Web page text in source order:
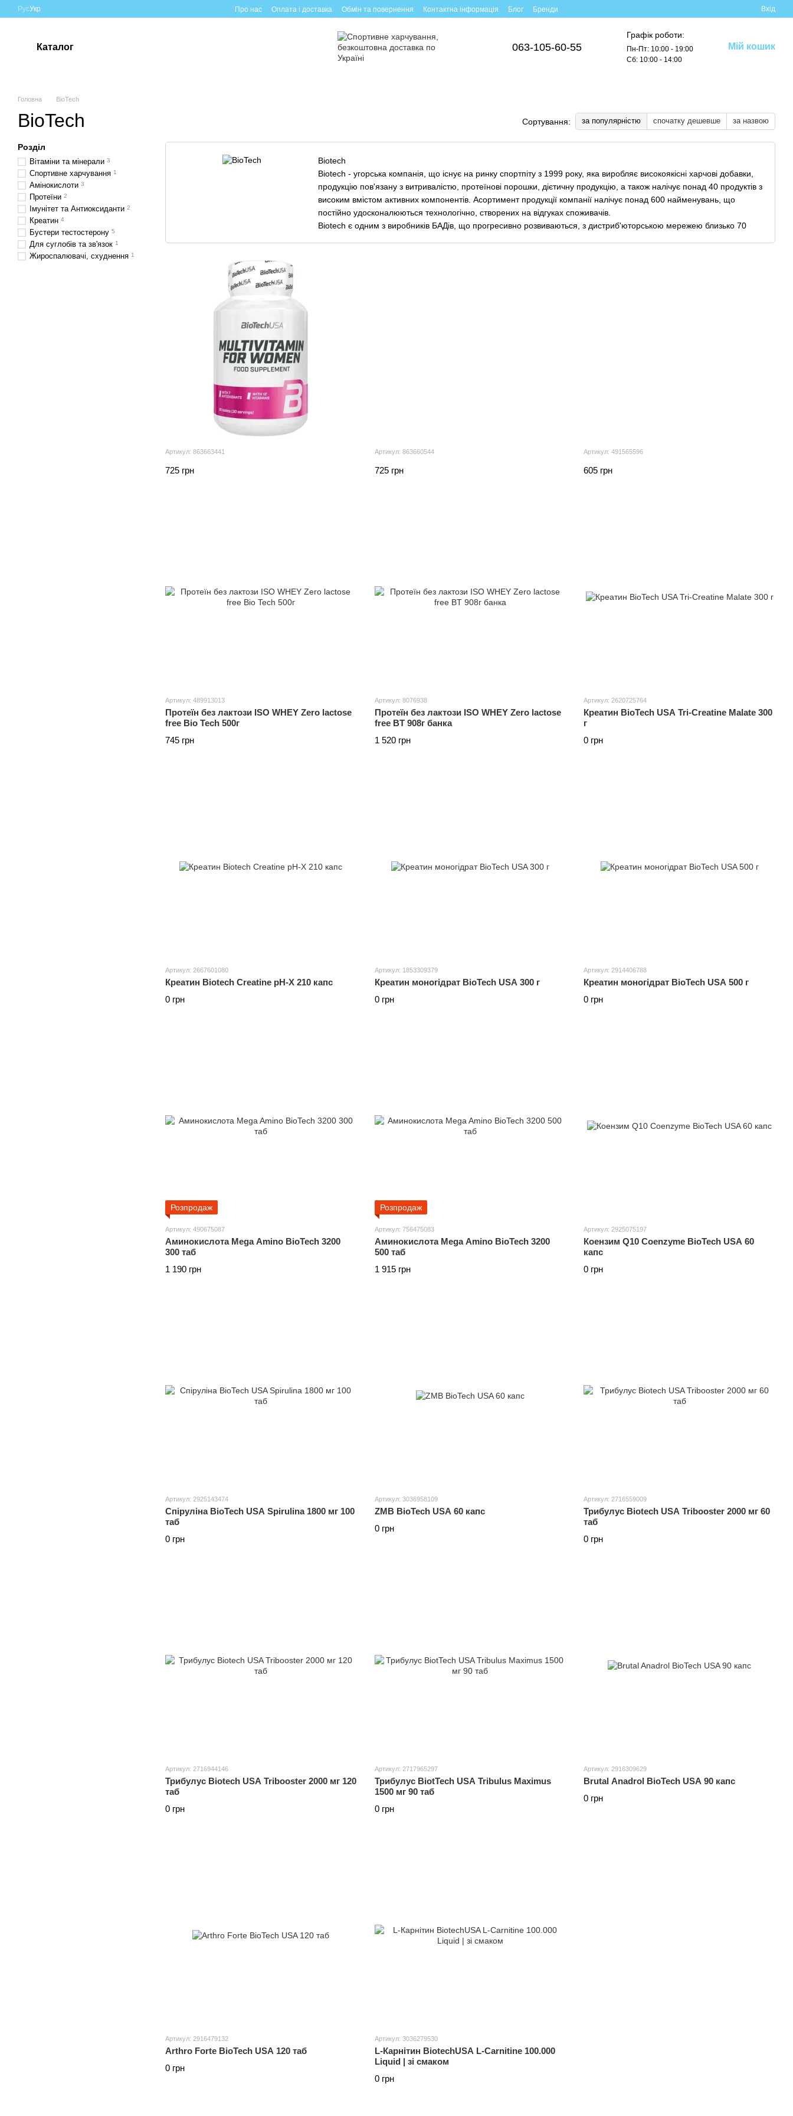
Перейти до основного контенту
РусУкр Про нас Оплата і доставка Обмін та повернення Контактна інформація Блог Бренди Вхід
Каталог 063-105-60-55
Графік роботи:
Пн-Пт: 10:00 - 19:00
Сб: 10:00 - 14:00
Мій кошик
Головна BioTech
BioTech Сортування: за популярністю спочатку дешевше за назвою
Biotech
Biotech - угорська компанія, що існує на ринку спортпіту з 1999 року, яка виробляє високоякісні харчові добавки,
продукцію пов'язану з витривалістю, протеїнові порошки, дієтичну продукцію, а також налічує понад 40 продуктів з
високим вмістом активних компонентів. Асортимент продукції компанії налічує понад 600 найменувань, що
постійно удосконалюються технологічно, створених на відгуках споживачів.
Biotech є одним з виробників БАДів, що прогресивно розвиваються, з дистриб'юторською мережею близько 70
Артикул: 863663441
725 грн
Артикул: 863660544
725 грн
Артикул: 491565596
605 грн
Артикул: 489913013
Протеїн без лактози ISO WHEY Zero lactose
free Bio Tech 500г
745 грн
Артикул: 8076938
Протеїн без лактози ISO WHEY Zero lactose
free BT 908г банка
1 520 грн
Артикул: 2620725764
Креатин BioTech USA Tri-Creatine Malate 300
г
0 грн
Артикул: 2667601080
Креатин Biotech Creatine pH-X 210 капс
0 грн
Артикул: 1853309379
Креатин моногідрат BioTech USA 300 г
0 грн
Артикул: 2914406788
Креатин моногідрат BioTech USA 500 г
0 грн
Розпродаж
Артикул: 490675087
Аминокислота Mega Amino BioTech 3200
300 таб
1 190 грн
Розпродаж
Артикул: 756475083
Аминокислота Mega Amino BioTech 3200
500 таб
1 915 грн
Артикул: 2925075197
Коензим Q10 Coenzyme BioTech USA 60
капс
0 грн
Артикул: 2925143474
Спіруліна BioTech USA Spirulina 1800 мг 100
таб
0 грн
Артикул: 3036958109
ZMB BioTech USA 60 капс
0 грн
Артикул: 2716559009
Трибулус Biotech USA Tribooster 2000 мг 60
таб
0 грн
Артикул: 2716944146
Трибулус Biotech USA Tribooster 2000 мг 120
таб
0 грн
Артикул: 2717965297
Трибулус BiotTech USA Tribulus Maximus
1500 мг 90 таб
0 грн
Артикул: 2916309629
Brutal Anadrol BioTech USA 90 капс
0 грн
Артикул: 2916479132
Arthro Forte BioTech USA 120 таб
0 грн
Артикул: 3036279530
L-Карнітин BiotechUSA L-Сarnitine 100.000
Liquid | зі смаком
0 грн
Розділ
Вітаміни та мінерали 3
Спортивне харчування 1
Амінокислоти 3
Протеїни 2
Імунітет та Антиоксиданти 2
Креатин 4
Бустери тестостерону 5
Для суглобів та зв'язок 1
Жироспалювачі, схуднення 1